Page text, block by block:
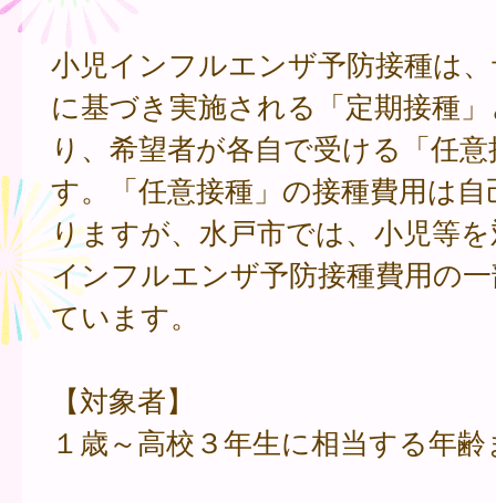
小児インフルエンザ予防接種は
に基づき実施される「定期接種
り、希望者が各自で受ける「任
す。「任意接種」の接種費用は
りますが、水戸市では、小児等
インフルエンザ予防接種費用の
ています。
【対象者】
１歳～高校３年生に相当する年